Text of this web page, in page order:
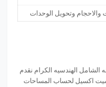
وتحويل الوحدات
الشامل الهندسيه الكرام نقدم
شيت اكسيل لحساب المساحات